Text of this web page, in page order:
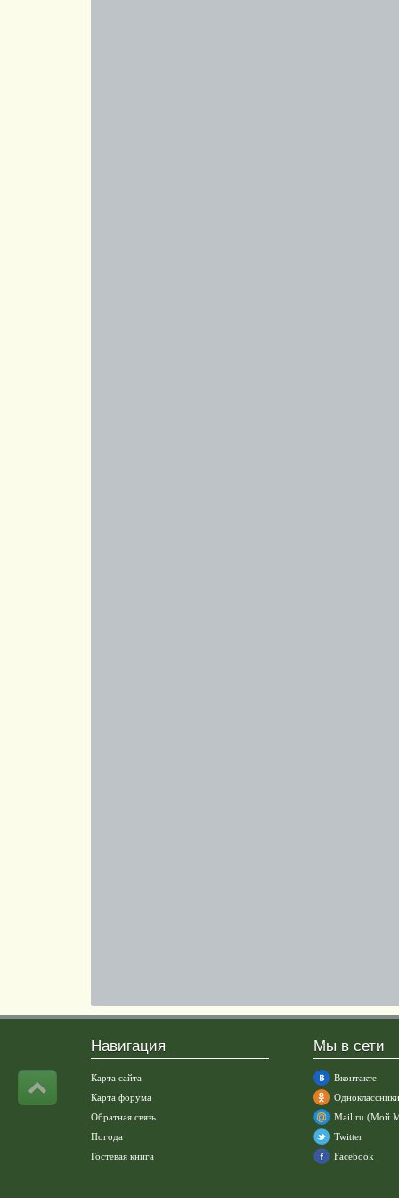
Навигация
Карта сайта
Карта форума
Обратная связь
Погода
Гостевая книга
Мы в сети
Вконтакте
Одноклассники
Mail.ru (Мой
Twitter
Facebook